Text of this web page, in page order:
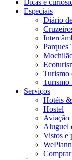
Dicas e
Especiais
Diário
Parques
Turismo
Turismo
Serviços
Hotéis
Hostel
Aviação
Aluguel
Vistos e
WePlann
Comprar